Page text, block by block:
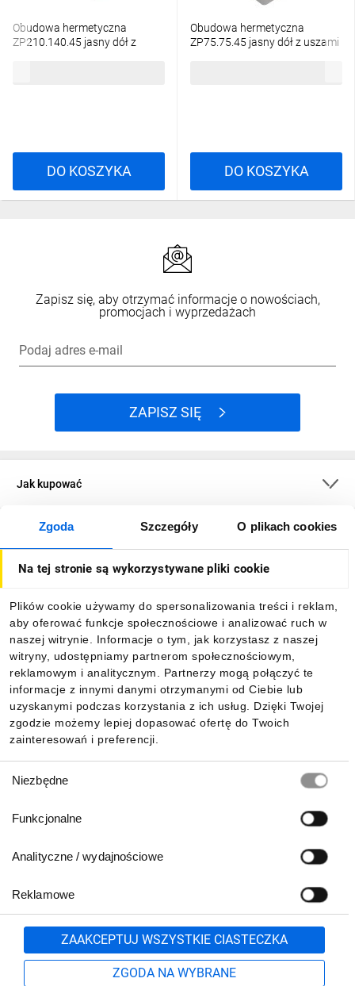
Zgoda Szczegóły O plikach cookies
Na tej stronie są wykorzystywane pliki cookie
Plików cookie używamy do spersonalizowania treści i reklam,
aby oferować funkcje społecznościowe i analizować ruch w
naszej witrynie. Informacje o tym, jak korzystasz z naszej
witryny, udostępniamy partnerom społecznościowym,
reklamowym i analitycznym. Partnerzy mogą połączyć te
informacje z innymi danymi otrzymanymi od Ciebie lub
uzyskanymi podczas korzystania z ich usług. Dzięki Twojej
zgodzie możemy lepiej dopasować ofertę do Twoich
zainteresowań i preferencji.
zgody
Niezbędne
Funkcjonalne
Analityczne / wydajnościowe
Reklamowe
ZAAKCEPTUJ WSZYSTKIE CIASTECZKA
ZGODA NA WYBRANE
Obudowa hermetyczna
ZP210.140.45 jasny dół z
DO KOSZYKA
Obudowa hermetyczna
ZP75.75.45 jasny dół z uszami
DO KOSZYKA
Zapisz się, aby otrzymać informacje o nowościach,
promocjach i wyprzedażach
Podaj adres e-mail
ZAPISZ SIĘ
Jak kupować
O firmie
Informacje
Pobierz naszą aplikację mobilną:
801 500 700 lub
71 37 61 600
Formularz kontaktowy